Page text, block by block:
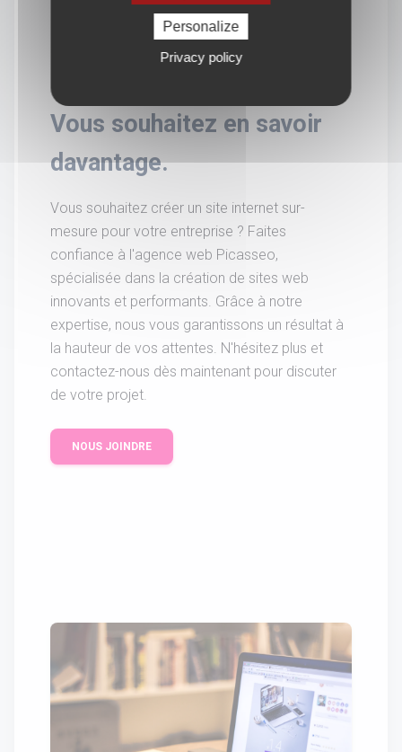
Vous souhaitez en savoir
davantage.
Vous souhaitez créer un site internet sur-
mesure pour votre entreprise ? Faites
confiance à l'agence web Picasseo,
spécialisée dans la création de sites web
innovants et performants. Grâce à notre
expertise, nous vous garantissons un résultat à
la hauteur de vos attentes. N'hésitez plus et
contactez-nous dès maintenant pour discuter
de votre projet.
NOUS JOINDRE
Personalize
Privacy policy